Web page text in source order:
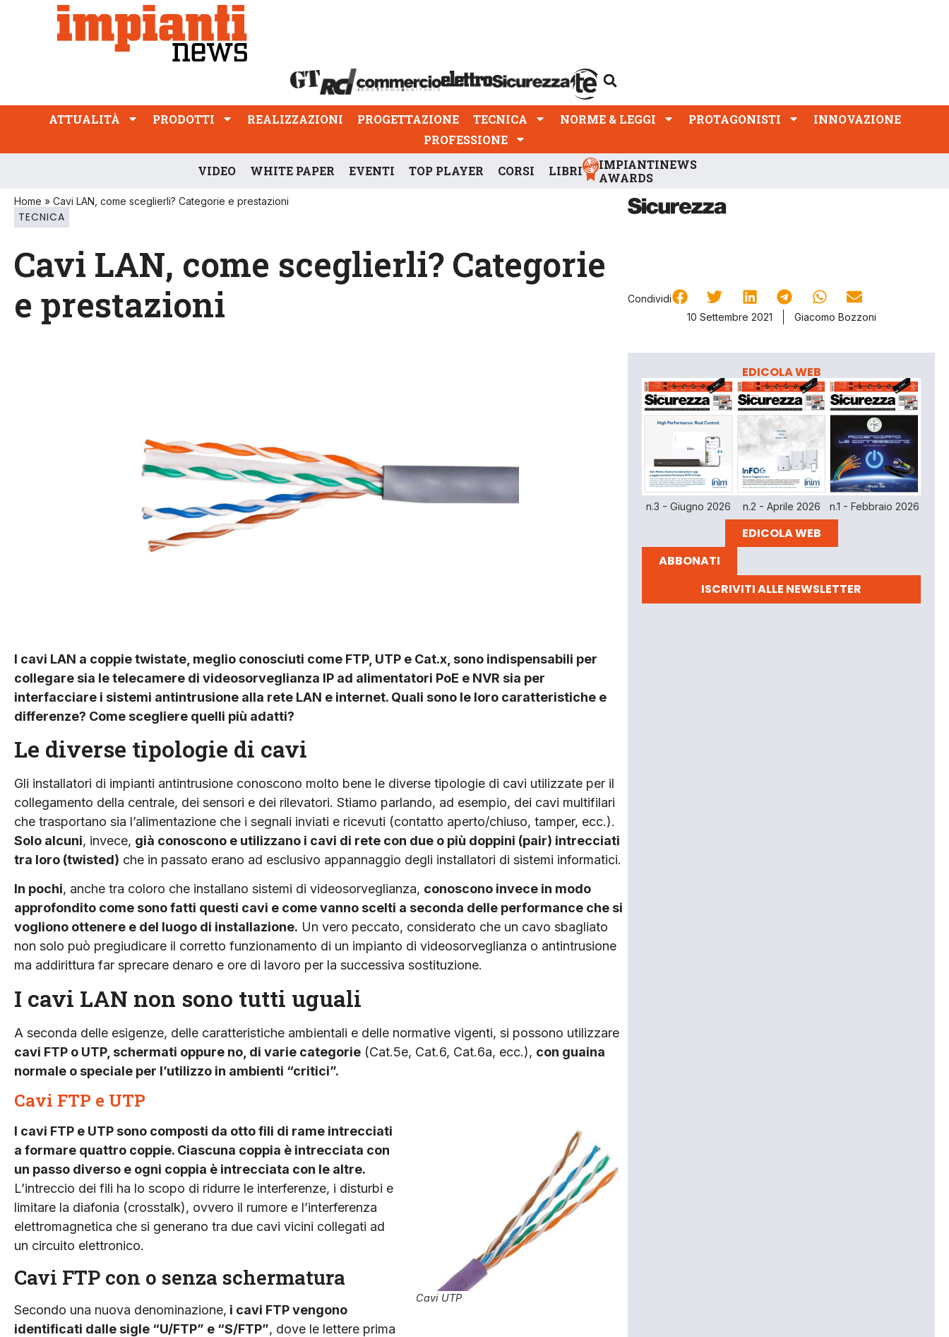
ATTUALITÀ PRODOTTI REALIZZAZIONI
PROFESSIONE
ATTUALITÀ PRODOTTI REALIZZAZIONI PROGETTAZIONE TECNICA NORME & LEGGI PROTAGONISTI
INNOVAZIONE
PROFESSIONE
VIDEO WHITE PAPER EVENTI TOP PLAYER CORSI LIBRI
IMPIANTINEWS
AWARDS
Home » Cavi LAN, come sceglierli? Categorie e prestazioni
TECNICA
Cavi LAN, come sceglierli? Categorie
e prestazioni
Condividi
10 Settembre 2021
Giacomo Bozzoni
I cavi LAN a coppie twistate, meglio conosciuti come FTP, UTP e Cat.x, sono indispensabili per
collegare sia le telecamere di videosorveglianza IP ad alimentatori PoE e NVR sia per
interfacciare i sistemi antintrusione alla rete LAN e internet. Quali sono le loro caratteristiche e
differenze? Come scegliere quelli più adatti?
Le diverse tipologie di cavi
Gli installatori di impianti antintrusione conoscono molto bene le diverse tipologie di cavi utilizzate per il
collegamento della centrale, dei sensori e dei rilevatori. Stiamo parlando, ad esempio, dei cavi multifilari
che trasportano sia l’alimentazione che i segnali inviati e ricevuti (contatto aperto/chiuso, tamper, ecc.).
Solo alcuni, invece, già conoscono e utilizzano i cavi di rete con due o più doppini (pair) intrecciati
tra loro (twisted) che in passato erano ad esclusivo appannaggio degli installatori di sistemi informatici.
In pochi, anche tra coloro che installano sistemi di videosorveglianza, conoscono invece in modo
approfondito come sono fatti questi cavi e come vanno scelti a seconda delle performance che si
vogliono ottenere e del luogo di installazione. Un vero peccato, considerato che un cavo sbagliato
non solo può pregiudicare il corretto funzionamento di un impianto di videosorveglianza o antintrusione
ma addirittura far sprecare denaro e ore di lavoro per la successiva sostituzione.
I cavi LAN non sono tutti uguali
A seconda delle esigenze, delle caratteristiche ambientali e delle normative vigenti, si possono utilizzare
cavi FTP o UTP, schermati oppure no, di varie categorie (Cat.5e, Cat.6, Cat.6a, ecc.), con guaina
normale o speciale per l’utilizzo in ambienti “critici”.
Cavi FTP e UTP
Cavi UTP
I cavi FTP e UTP sono composti da otto fili di rame intrecciati
a formare quattro coppie. Ciascuna coppia è intrecciata con
un passo diverso e ogni coppia è intrecciata con le altre.
L’intreccio dei fili ha lo scopo di ridurre le interferenze, i disturbi e
limitare la diafonia (crosstalk), ovvero il rumore e l’interferenza
elettromagnetica che si generano tra due cavi vicini collegati ad
un circuito elettronico.
Cavi FTP con o senza schermatura
Secondo una nuova denominazione, i cavi FTP vengono
identificati dalle sigle “U/FTP” e “S/FTP”, dove le lettere prima
EDICOLA WEB
n.3 - Giugno 2026 n.2 - Aprile 2026 n.1 - Febbraio 2026
EDICOLA WEB
ABBONATI
ISCRIVITI ALLE NEWSLETTER